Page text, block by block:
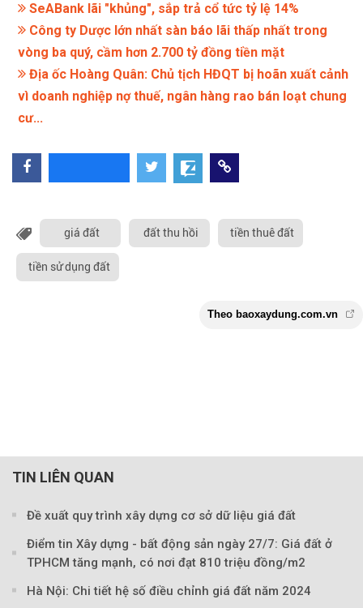
SeABank lãi "khủng", sắp trả cổ tức tỷ lệ 14%
Công ty Dược lớn nhất sàn báo lãi thấp nhất trong
vòng ba quý, cầm hơn 2.700 tỷ đồng tiền mặt
Địa ốc Hoàng Quân: Chủ tịch HĐQT bị hoãn xuất cảnh
vì doanh nghiệp nợ thuế, ngân hàng rao bán loạt chung
cư...
giá đất đất thu hồi tiền thuê đất
tiền sử dụng đất
Theo
TIN LIÊN QUAN
Đề xuất quy trình xây dựng cơ sở dữ liệu giá đất
Điểm tin Xây dựng - bất động sản ngày 27/7: Giá đất ở
TPHCM tăng mạnh, có nơi đạt 810 triệu đồng/m2
Hà Nội: Chi tiết hệ số điều chỉnh giá đất năm 2024